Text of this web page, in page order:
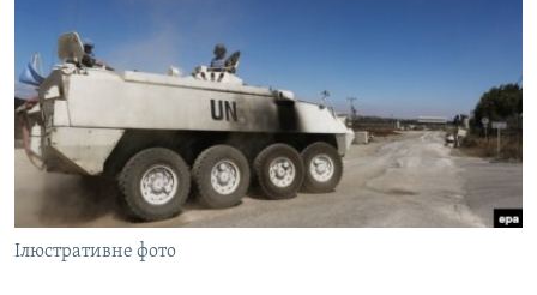
СПЕЦПРОЕКТИ
ДЕПОРТАЦІЯ
ВІДЕОУРОКИ «ELIFBE»
СВІДЧЕННЯ ОКУПАЦІЇ
УКРАЇНСЬКА ПРОБЛЕМА КРИМУ
ІНФОГРАФІКА
ЯК ОБІЙТИ БЛОКУВАННЯ
Русский
Qırımtatar
ДОЛУЧАЙСЯ!
Ілюстративне фото